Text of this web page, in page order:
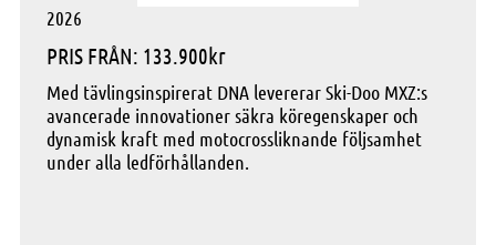
2026
PRIS FRÅN: 133.900kr
Med tävlingsinspirerat DNA levererar Ski-Doo MXZ:s
avancerade innovationer säkra köregenskaper och
dynamisk kraft med motocrossliknande följsamhet
under alla ledförhållanden.